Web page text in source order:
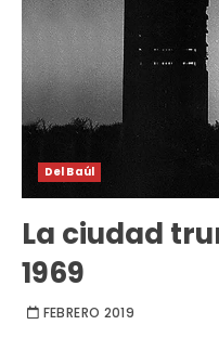
Del Baúl
La ciudad
1969
FEBRERO 2019